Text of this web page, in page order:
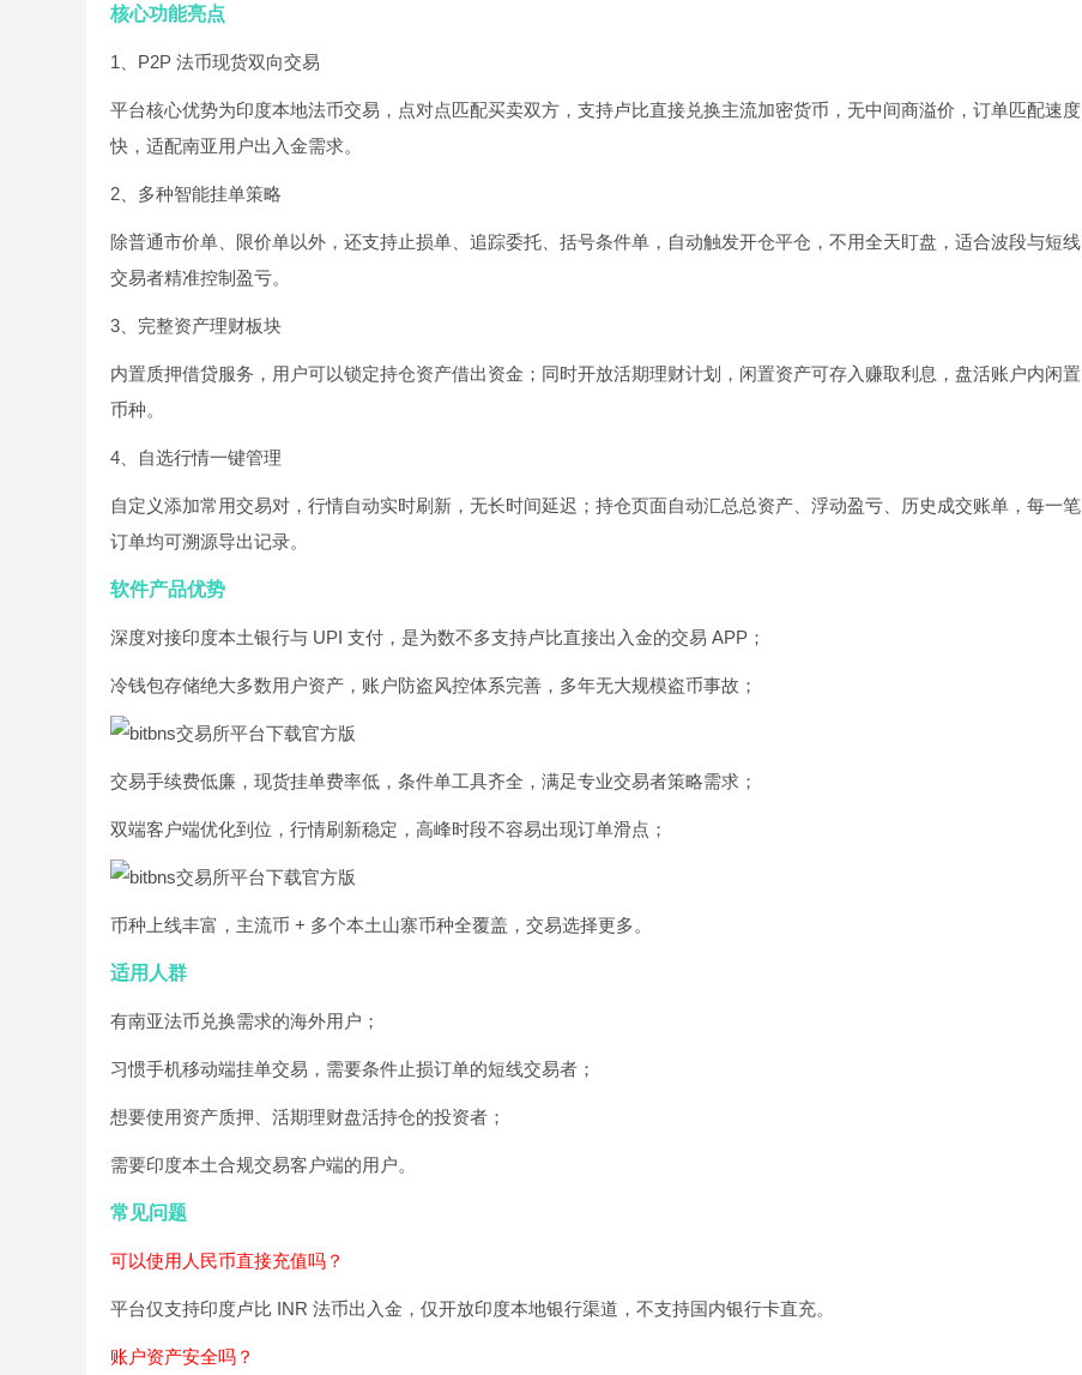
核心功能亮点
1、P2P 法币现货双向交易
平台核心优势为印度本地法币交易，点对点匹配买卖双方，支持卢比直接兑换主流加密货币，无中间商溢价，订单匹配速度
快，适配南亚用户出入金需求。
2、多种智能挂单策略
除普通市价单、限价单以外，还支持止损单、追踪委托、括号条件单，自动触发开仓平仓，不用全天盯盘，适合波段与短线
交易者精准控制盈亏。
3、完整资产理财板块
内置质押借贷服务，用户可以锁定持仓资产借出资金；同时开放活期理财计划，闲置资产可存入赚取利息，盘活账户内闲置
币种。
4、自选行情一键管理
自定义添加常用交易对，行情自动实时刷新，无长时间延迟；持仓页面自动汇总总资产、浮动盈亏、历史成交账单，每一笔
订单均可溯源导出记录。
软件产品优势
深度对接印度本土银行与 UPI 支付，是为数不多支持卢比直接出入金的交易 APP；
冷钱包存储绝大多数用户资产，账户防盗风控体系完善，多年无大规模盗币事故；
交易手续费低廉，现货挂单费率低，条件单工具齐全，满足专业交易者策略需求；
双端客户端优化到位，行情刷新稳定，高峰时段不容易出现订单滑点；
币种上线丰富，主流币 + 多个本土山寨币种全覆盖，交易选择更多。
适用人群
有南亚法币兑换需求的海外用户；
习惯手机移动端挂单交易，需要条件止损订单的短线交易者；
想要使用资产质押、活期理财盘活持仓的投资者；
需要印度本土合规交易客户端的用户。
常见问题
可以使用人民币直接充值吗？
平台仅支持印度卢比 INR 法币出入金，仅开放印度本地银行渠道，不支持国内银行卡直充。
账户资产安全吗？